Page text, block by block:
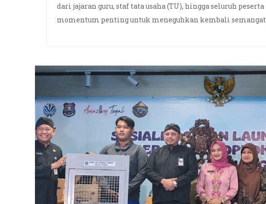
dari jajaran guru, staf tata usaha (TU), hingga seluruh
momentum penting untuk meneguhkan kembali semangat